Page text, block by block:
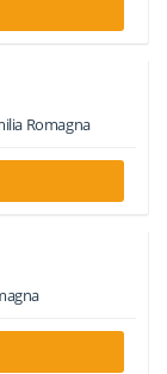
Romagna